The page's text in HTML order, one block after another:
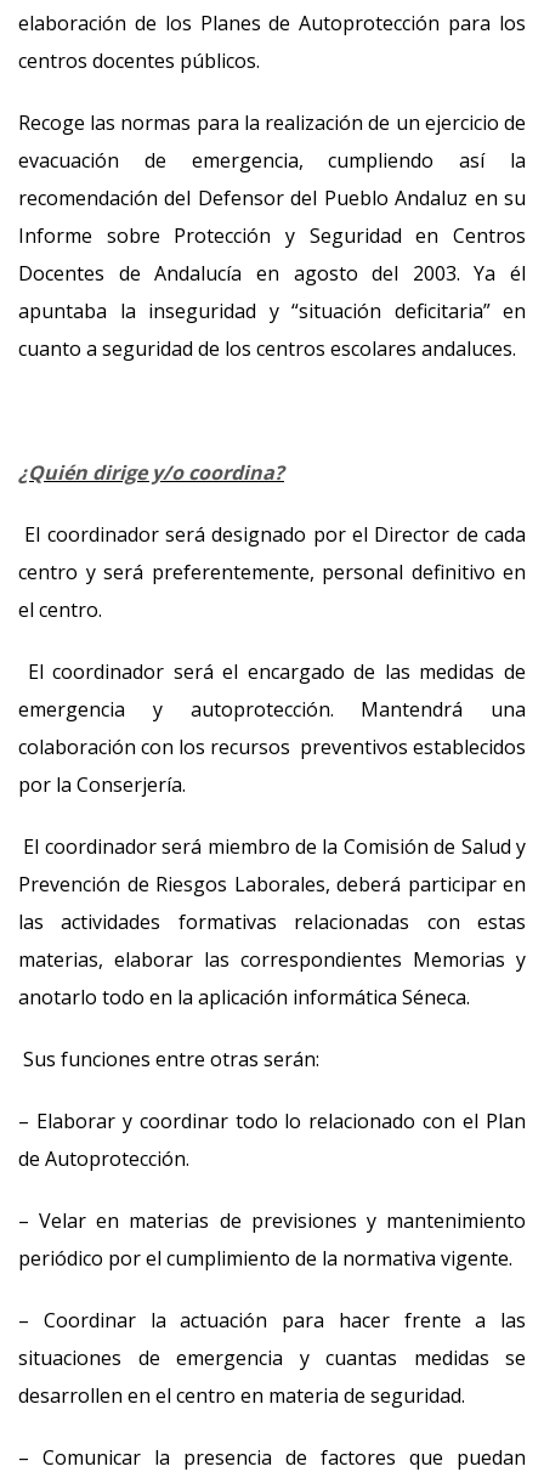
elaboración de los Planes de Autoprotección para los
centros docentes públicos.
Recoge las normas para la realización de un ejercicio de
evacuación de emergencia, cumpliendo así la
recomendación del Defensor del Pueblo Andaluz en su
Informe sobre Protección y Seguridad en Centros
Docentes de Andalucía en agosto del 2003. Ya él
apuntaba la inseguridad y “situación deficitaria” en
cuanto a seguridad de los centros escolares andaluces.
¿Quién dirige y/o coordina?
El coordinador será designado por el Director de cada
centro y será preferentemente, personal definitivo en
el centro.
El coordinador será el encargado de las medidas de
emergencia y autoprotección. Mantendrá una
colaboración con los recursos preventivos establecidos
por la Conserjería.
El coordinador será miembro de la Comisión de Salud y
Prevención de Riesgos Laborales, deberá participar en
las actividades formativas relacionadas con estas
materias, elaborar las correspondientes Memorias y
anotarlo todo en la aplicación informática Séneca.
Sus funciones entre otras serán:
– Elaborar y coordinar todo lo relacionado con el Plan
de Autoprotección.
– Velar en materias de previsiones y mantenimiento
periódico por el cumplimiento de la normativa vigente.
– Coordinar la actuación para hacer frente a las
situaciones de emergencia y cuantas medidas se
desarrollen en el centro en materia de seguridad.
– Comunicar la presencia de factores que puedan